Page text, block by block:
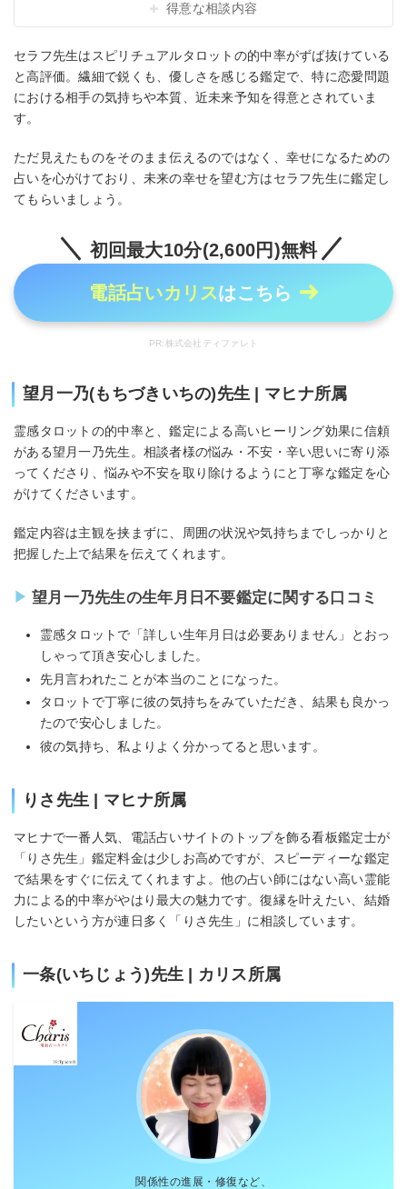
得意な相談内容
セラフ先生はスピリチュアルタロットの的中率がずば抜けている
と高評価。繊細で鋭くも、優しさを感じる鑑定で、特に恋愛問題
における相手の気持ちや本質、近未来予知を得意とされていま
す。
ただ見えたものをそのまま伝えるのではなく、幸せになるための
占いを心がけており、未来の幸せを望む方はセラフ先生に鑑定し
てもらいましょう。
初回最大10分(2,600円)無料
電話占いカリスはこちら
PR:株式会社ティファレト
望月一乃(もちづきいちの)先生 | マヒナ所属
霊感タロットの的中率と、鑑定による高いヒーリング効果に信頼
がある望月一乃先生。相談者様の悩み・不安・辛い思いに寄り添
ってくださり、悩みや不安を取り除けるようにと丁寧な鑑定を心
がけてくださいます。
鑑定内容は主観を挟まずに、周囲の状況や気持ちまでしっかりと
把握した上で結果を伝えてくれます。
望月一乃先生の生年月日不要鑑定に関する口コミ
霊感タロットで「詳しい生年月日は必要ありません」とおっ
しゃって頂き安心しました。
先月言われたことが本当のことになった。
タロットで丁寧に彼の気持ちをみていただき、結果も良かっ
たので安心しました。
彼の気持ち、私よりよく分かってると思います。
りさ先生 | マヒナ所属
マヒナで一番人気、電話占いサイトのトップを飾る看板鑑定士が
「りさ先生」鑑定料金は少しお高めですが、スピーディーな鑑定
で結果をすぐに伝えてくれますよ。他の占い師にはない高い霊能
力による的中率がやはり最大の魅力です。復縁を叶えたい、結婚
したいという方が連日多く「りさ先生」に相談しています。
一条(いちじょう)先生 | カリス所属
関係性の進展・修復など、